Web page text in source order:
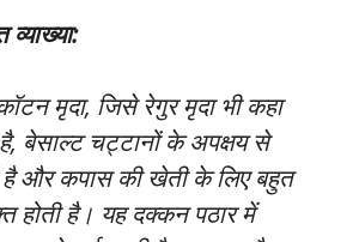
व्याख्या:
मृदा, जिसे रेगुर मृदा भी कहा
बेसाल्ट चट्टानों के अपक्षय से
है और कपास की खेती के लिए बहुत
होती है। यह दक्कन पठार में